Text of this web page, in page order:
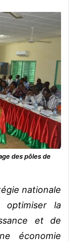
des pôles de
nationale
optimiser la
et de
économie